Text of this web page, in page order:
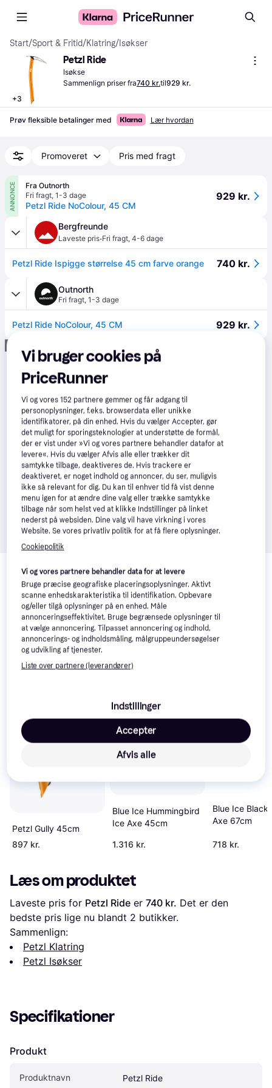
Start/Sport & Fritid/Klatring/ Isøkser
+3
Petzl Ride
Isøkse
Sammenlign priser fra740 kr.til929 kr.
Prøv fleksible betalinger med Lær hvordan
Promoveret Pris med fragt
ANNONCE
Fra Outnorth
Fri fragt, 1-3 dage
Petzl Ride NoColour, 45 CM
929 kr.
Bergfreunde
Laveste pris·Fri fragt, 4-6 dage
Petzl Ride Ispigge størrelse 45 cm farve orange 740 kr.
Outnorth
Fri fragt, 1-3 dage
Petzl Ride NoColour, 45 CM 929 kr.
Annonce
Se vores forslag til andre produkter, der matcher dine
interesser. Vis alle
Petzl Gully 45cm
897 kr.
Blue Ice Hummingbird
Ice Axe 45cm
1.316 kr.
Blue Ice
Axe 67cm
718 kr.
Læs om produktet
Laveste pris for Petzl Ride er 740 kr. Det er den
bedste pris lige nu blandt 2 butikker.
Sammenlign:
Petzl Klatring
Petzl Isøkser
Specifikationer
Produkt
Produktnavn Petzl Ride
Vi bruger cookies på
PriceRunner
Vi og vores152 partnere gemmer og får adgang til
personoplysninger, f.eks. browserdata eller unikke
identifikatorer, på din enhed. Hvis du vælger Accepter, gør
det muligt for sporingsteknologier at understøtte de formål,
der er vist under »Vi og vores partnere behandler datafor at
levere«. Hvis du vælger Afvis alle eller trækker dit
samtykke tilbage, deaktiveres de. Hvis trackere er
deaktiveret, er noget indhold og annoncer, du ser, muligvis
ikke så relevant for dig. Du kan til enhver tid få vist denne
menu igen for at ændre dine valg eller trække samtykke
tilbage når som helst ved at klikke Indstillinger på linket
nederst på websiden. Dine valg vil have virkning i vores
Website. Se vores privatliv politik for at få flere oplysninger.
Cookiepolitik
Vi og vores partnere behandler data for at levere
Bruge præcise geografiske placeringsoplysninger. Aktivt
scanne enhedskarakteristika til identifikation. Opbevare
og/eller tilgå oplysninger på en enhed. Måle
annonceringseffektivitet. Bruge begrænsede oplysninger til
at vælge annoncering. Tilpasset annoncering og indhold,
annoncerings- og indholdsmåling, målgruppeundersøgelser
og udvikling af tjenester.
Liste over partnere (leverandører)
Indstillinger
Afvis alle
Accepter